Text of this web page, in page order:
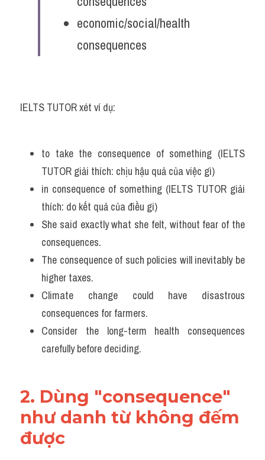
economic/social/health
consequences
IELTS TUTOR xét ví dụ:
to take the consequence of something (IELTS
TUTOR giải thích: chịu hậu quả của việc gì)
in consequence of something (IELTS TUTOR giải
thích: do kết quả của điều gi)
She said exactly what she felt, without fear of the
consequences.
The consequence of such policies will inevitably be
higher taxes.
Climate change could have disastrous
consequences for farmers.
Consider the long-term health consequences
carefully before deciding.
2. Dùng "consequence"
như danh từ không đếm
được